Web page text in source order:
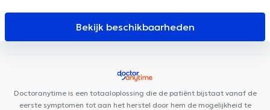
Centre Kiné +
Cabinet d'Ostéopathie Capiaumont
Collectif Santé
Centre Médical Jourdan
Cabinet des Etangs
Rejuvena Medical & Aesthetics
Prendre Racines
Couples and Family (Co-intervention)
Bekijk beschikbaarheden
Doctoranytime is een totaaloplossing die de patiënt bijstaat vanaf de
eerste symptomen tot aan het herstel door hem de mogelijkheid te